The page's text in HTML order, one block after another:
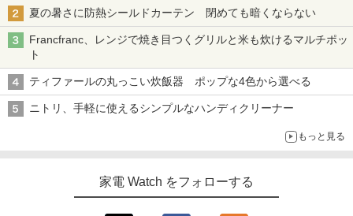
夏の暑さに防熱シールドカーテン 閉めても暗くならない
Francfranc、レンジで焼き目つくグリルと米も炊けるマルチポッ
ト
ティファールの丸っこい炊飯器 ポップな4色から選べる
ニトリ、手軽に使えるシンプルなハンディクリーナー
もっと見る
家電 Watch をフォローする